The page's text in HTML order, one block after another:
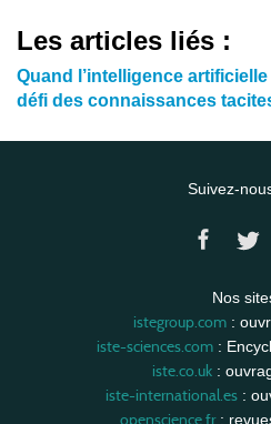
Les articles liés :
Quand l’intelligence
défi des connaissances
Suivez-
Nos
istegroup.com:
iste-sciences.com:
iste.co.uk :
iste-international.es:
openscience.fr: